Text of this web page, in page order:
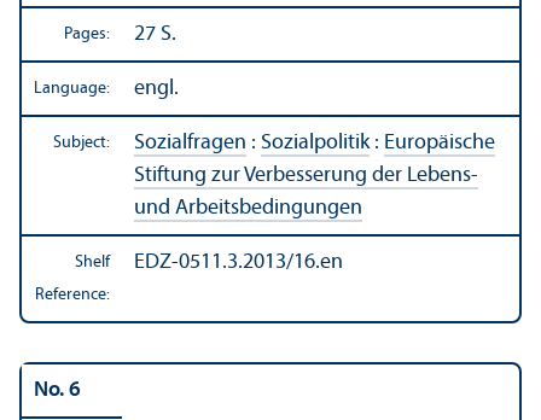
Pages: 27 S.
Language: engl.
Subject: Sozialfragen : Sozialpolitik: Europäische
Stiftung zur Verbesserung der Lebens-
und Arbeitsbedingungen
Shelf
Reference:
EDZ-0511.3.2013/16.en
No. 6